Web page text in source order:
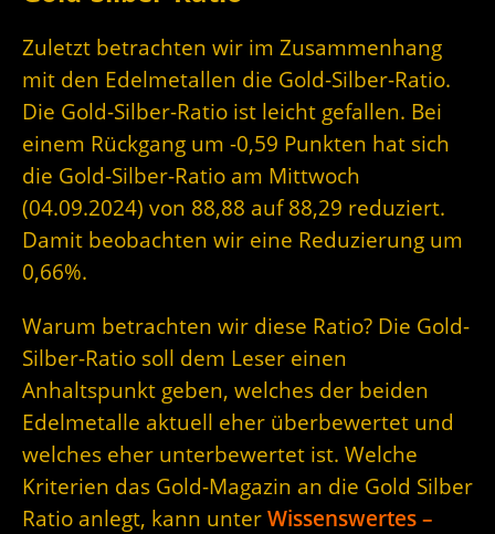
Zuletzt betrachten wir im Zusammenhang
mit den Edelmetallen die Gold-Silber-Ratio.
Die Gold-Silber-Ratio ist leicht gefallen. Bei
einem Rückgang um -0,59 Punkten hat sich
die Gold-Silber-Ratio am Mittwoch
(04.09.2024) von 88,88 auf 88,29 reduziert.
Damit beobachten wir eine Reduzierung um
0,66%.
Warum betrachten wir diese Ratio? Die Gold-
Silber-Ratio soll dem Leser einen
Anhaltspunkt geben, welches der beiden
Edelmetalle aktuell eher überbewertet und
welches eher unterbewertet ist. Welche
Kriterien das Gold-Magazin an die Gold Silber
Ratio anlegt, kann unter Wissenswertes –